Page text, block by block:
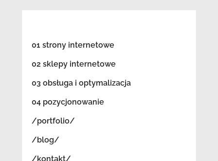
01 strony internetowe
02 sklepy internetowe
03 obsługa i optymalizacja
04 pozycjonowanie
/portfolio/
/blog/
/kontakt/